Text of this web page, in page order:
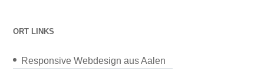
ORT LINKS
Responsive Webdesign aus Aalen